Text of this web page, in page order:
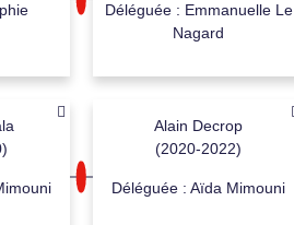
Déléguée : Emmanuelle Le
Nagard
Alain Decrop
(2020-2022)
Déléguée : Aïda Mimouni